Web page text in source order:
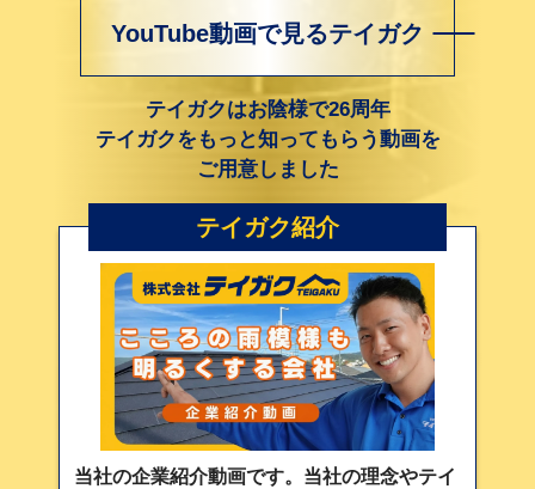
YouTube動画で見るテイガク
テイガクはお陰様で26周年
テイガクをもっと知ってもらう動画を
ご用意しました
テイガク紹介
当社の企業紹介動画です。当社の理念やテイ